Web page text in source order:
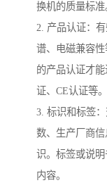
换机的质量标准
2. 产品认证：
谱、电磁兼容
的产品认证才
证、CE认证等。
3. 标识和标签
数、生产厂商
识。标签或说
内容。